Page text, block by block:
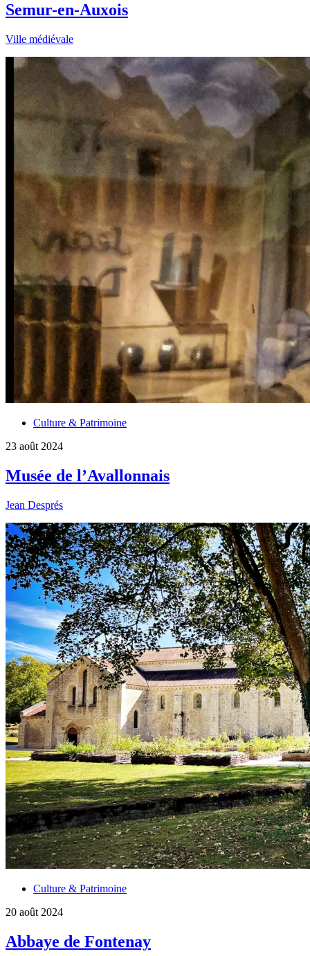
Semur-en-Auxois
Ville médiévale
Culture & Patrimoine
23 août 2024
Musée de l’Avallonnais
Jean Després
Culture & Patrimoine
20 août 2024
Abbaye de Fontenay